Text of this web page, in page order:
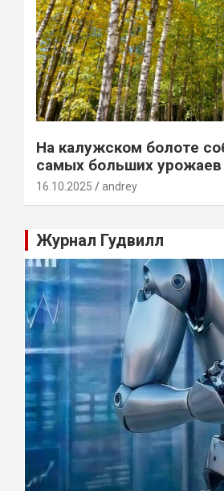
На калужском болоте
самых больших
16.10.2025 andrey
Журнал Гудвилл